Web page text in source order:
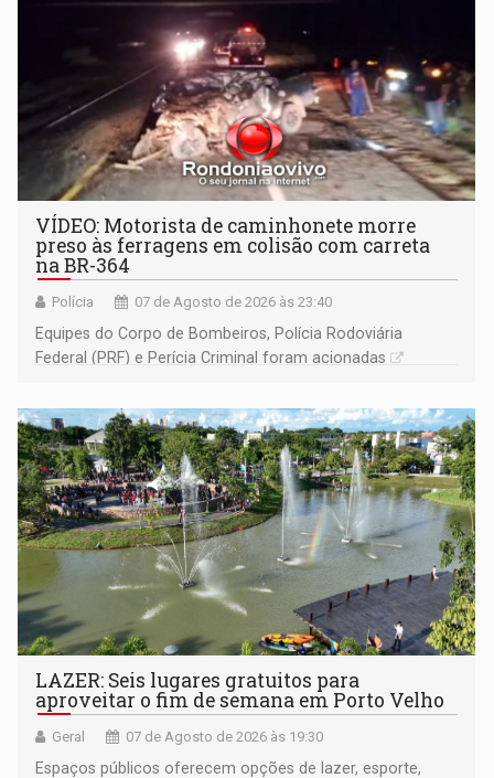
VÍDEO: Motorista de caminhonete morre
preso às ferragens em colisão com carreta
na BR-364
Polícia 07 de Agosto de 2026 às 23:40
Equipes do Corpo de Bombeiros, Polícia Rodoviária
Federal (PRF) e Perícia Criminal foram acionadas
LAZER: Seis lugares gratuitos para
aproveitar o fim de semana em Porto Velho
Geral 07 de Agosto de 2026 às 19:30
Espaços públicos oferecem opções de lazer, esporte,